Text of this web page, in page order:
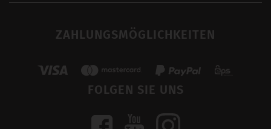
ZAHLUNGSMÖGLICHKEITEN
FOLGEN SIE UNS